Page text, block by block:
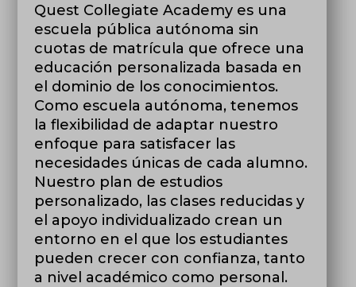
Quest Collegiate Academy es una
escuela pública autónoma sin
cuotas de matrícula que ofrece una
educación personalizada basada en
el dominio de los conocimientos.
Como escuela autónoma, tenemos
la flexibilidad de adaptar nuestro
enfoque para satisfacer las
necesidades únicas de cada alumno.
Nuestro plan de estudios
personalizado, las clases reducidas y
el apoyo individualizado crean un
entorno en el que los estudiantes
pueden crecer con confianza, tanto
a nivel académico como personal.